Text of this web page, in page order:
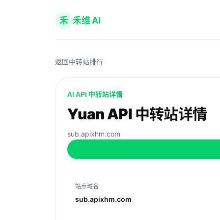
禾 禾维 AI
返回中转站排行
AI API 中转站详情
Yuan API 中转站详情
sub.apixhm.com
站点域名
sub.apixhm.com